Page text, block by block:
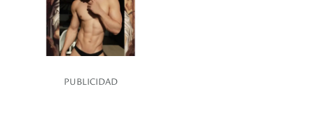
PUBLICIDAD